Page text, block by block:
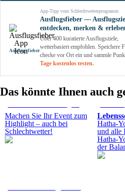
Ausflug­sfieber
App-Tipp vom Schlechtwetterprogramm
Ausflugsfieber —
entdecken, merken &
Über 400 kuratierte Ausflugsziele,
wetterbasiert empfohlen. Speichere
checke vor Ort ein und sammle
Tage kostenlos testen.
Das könnte Ihnen auch
Machen Sie Ihr Event zum
Highlight – auch bei
Schlechtwetter!
Hatha-
und alle
Hatha-
der